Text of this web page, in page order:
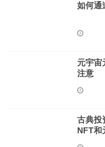
如何通
元宇宙
注意
古典投
NFT和